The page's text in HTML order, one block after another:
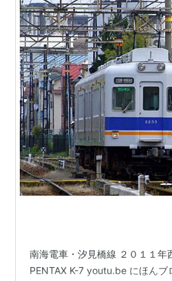
南海電車・汐見橋線 ２０１１年
PENTAX K-7 youtu.be にほんブ